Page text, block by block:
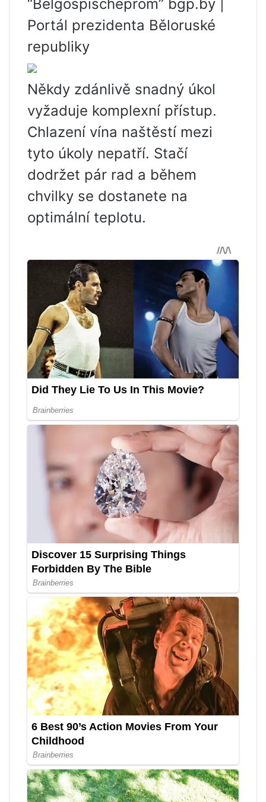
“Belgospischeprom” bgp.by |
Portál prezidenta Běloruské
republiky
Někdy zdánlivě snadný úkol
vyžaduje komplexní přístup.
Chlazení vína naštěstí mezi
tyto úkoly nepatří. Stačí
dodržet pár rad a během
chvilky se dostanete na
optimální teplotu.